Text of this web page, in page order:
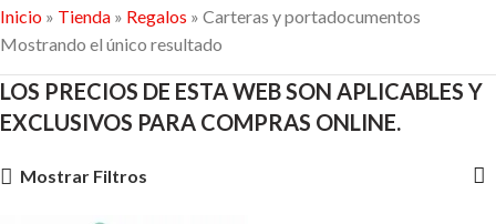
Inicio » Tienda » Regalos » Carteras y portadocumentos
Mostrando el único resultado
LOS PRECIOS DE ESTA WEB SON APLICABLES Y
EXCLUSIVOS PARA COMPRAS ONLINE.
Mostrar Filtros